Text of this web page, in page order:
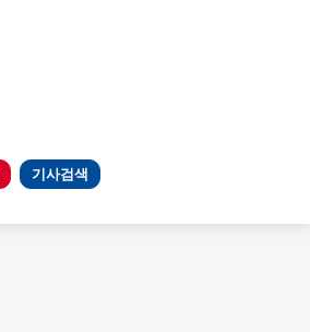
기사검색